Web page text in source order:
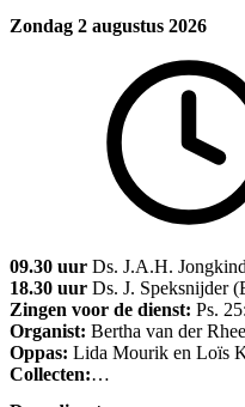
Zondag 2 augustus 2026
09.30 uur Ds. J.A.H.
18.30 uur Ds. J. Speksnijder
Zingen voor de dienst: Ps.
Organist: Bertha van der
Oppas: Lida Mourik en Loïs
Collecten:…